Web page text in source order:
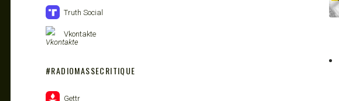
Truth Social
Vkontakte
#RADIOMASSECRITIQUE
Gettr